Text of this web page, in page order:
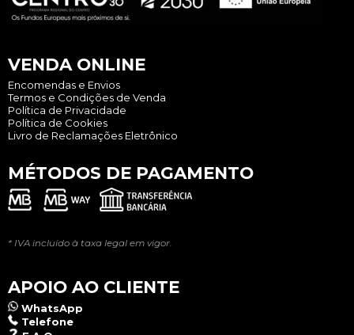
VENDA ONLINE
Encomendas e Envios
Termos e Condições de Venda
Política de Privacidade
Política de Cookies
Livro de Reclamações Eletrônico
MÉTODOS DE PAGAMENTO
* IVA incluído à taxa legal em vigor.
APOIO AO CLIENTE
WhatsApp
Telefone